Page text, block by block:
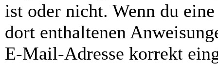
ist oder nicht. Wenn du
dort enthaltenen
E-Mail-Adresse korrekt